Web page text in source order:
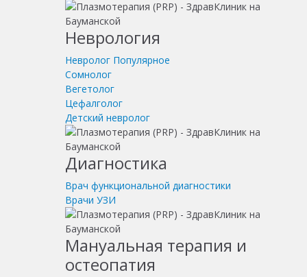
Неврология
Невролог Популярное
Сомнолог
Вегетолог
Цефалголог
Детский невролог
Диагностика
Врач функциональной диагностики
Врачи УЗИ
Мануальная терапия и
остеопатия